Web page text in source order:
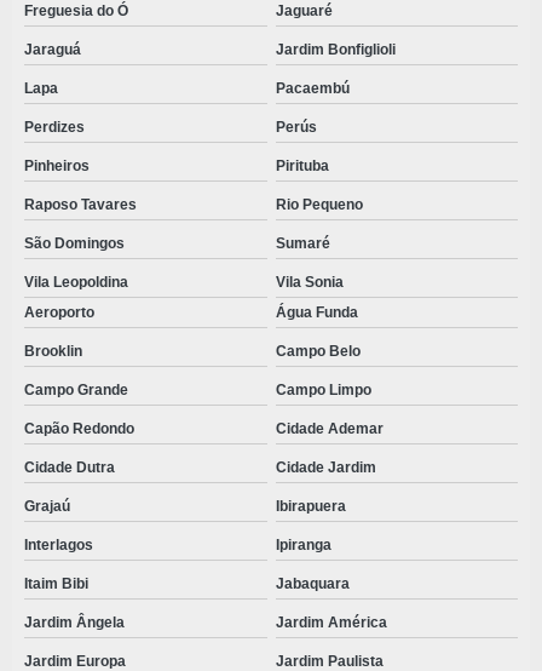
TOUCA DESCARTÁVEL ROSA
TOUCA DESCARTÁVEL TNT
TOUCA SANFONADA DESCARTÁVEL
TOUCA TNT
TOUCAS DESCARTAVEIS SANFONADAS VALOR
TOUCAS SANFONADAS
VALOR KIT ODONTOLÓGICO
VENDA DE KITS CIRÚRGICOS PRONTOS
VESTIMENTAS DESCARTÁVEIS
VESTIMENTAS DESCARTÁVEIS TNT
Freguesia do Ó Jaguaré
Jaraguá Jardim Bonfiglioli
Lapa Pacaembú
Perdizes Perús
Pinheiros Pirituba
Raposo Tavares Rio Pequeno
São Domingos Sumaré
Vila Leopoldina
Vila Sonia
Aeroporto
Água Funda
Brooklin Campo Belo
Campo Grande Campo Limpo
Capão Redondo Cidade Ademar
Cidade Dutra Cidade Jardim
Grajaú Ibirapuera
Interlagos Ipiranga
Itaim Bibi Jabaquara
Jardim Ângela Jardim América
Jardim Europa Jardim Paulista